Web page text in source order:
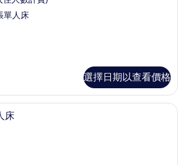
單人床
選擇日期以查看價格
免費迷你吧、客房內保險箱、書桌、隔
床